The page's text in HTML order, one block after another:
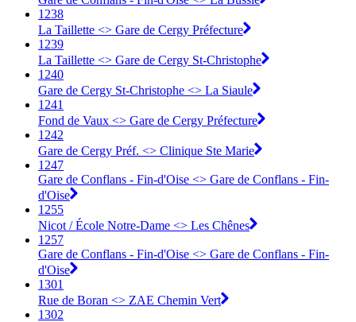
1238
La Taillette <> Gare de Cergy Préfecture
1239
La Taillette <> Gare de Cergy St-Christophe
1240
Gare de Cergy St-Christophe <> La Siaule
1241
Fond de Vaux <> Gare de Cergy Préfecture
1242
Gare de Cergy Préf. <> Clinique Ste Marie
1247
Gare de Conflans - Fin-d'Oise <> Gare de Conflans - Fin-
d'Oise
1255
Nicot / École Notre-Dame <> Les Chênes
1257
Gare de Conflans - Fin-d'Oise <> Gare de Conflans - Fin-
d'Oise
1301
Rue de Boran <> ZAE Chemin Vert
1302